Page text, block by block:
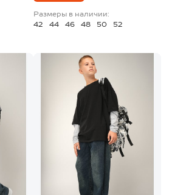
Размеры в наличии:
42
44 46 48 50 52